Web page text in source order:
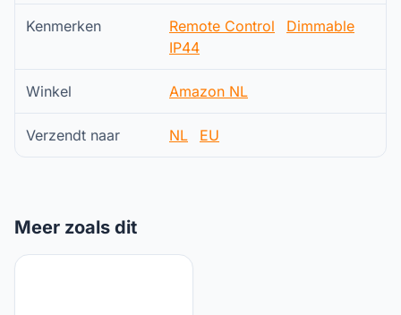
Kenmerken Remote Control
Dimmable
IP44
Winkel Amazon NL
Verzendt naar NL EU
Meer zoals dit